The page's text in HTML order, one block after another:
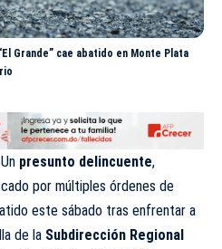
Grande” cae abatido en Monte Plata
Un presunto delincuente,
por múltiples órdenes de
este sábado tras enfrentar a
de la Subdirección Regional